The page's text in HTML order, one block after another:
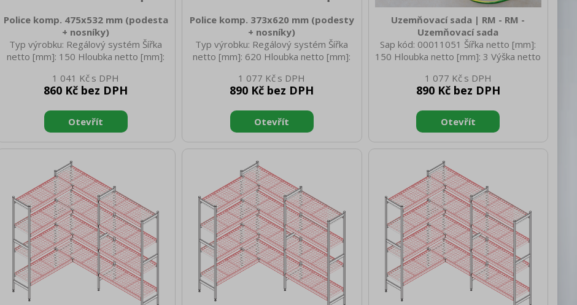
Police komp. 475x532 mm (podesta
+ nosníky)
Typ výrobku: Regálový systém Šířka
netto [mm]: 150 Hloubka netto [mm]:
netto [kg]: 2.00 Šířka brutto [mm]: 532
Hloubka brutto [mm]: 150 Výška brutto
Materiál: ABS plast
1 041 Kč
860 Kč bez DPH
Police komp. 373x620 mm (podesty
+ nosníky)
Typ výrobku: Regálový systém Šířka
netto [mm]: 620 Hloubka netto [mm]:
netto [kg]: 2.00 Šířka brutto [mm]: 620
Hloubka brutto [mm]: 373 Výška brutto
Materiál: ABS plast
1 077 Kč
890 Kč bez DPH
Uzemňovací sada | RM - RM -
Uzemňovací sada
Sap kód: 00011051 Šířka netto [mm]:
150 Hloubka netto [mm]: 3 Výška netto
Šířka brutto [mm]: 200 Hloubka brutto
[mm]: 3 Výška brutto [mm]: 3
teplota okolí [°C]: 90
1 077 Kč
890 Kč bez DPH